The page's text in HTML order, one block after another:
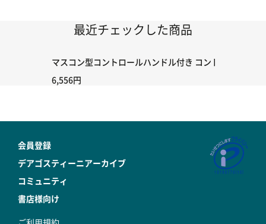
最近チェックした商品
マスコン型コントロールハンドル付き コントローラー
6,556円
会員登録
デアゴスティーニアーカイブ
コミュニティ
書店様向け